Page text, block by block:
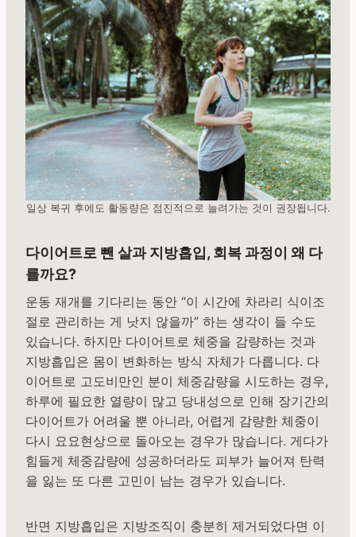
일상 복귀 후에도 활동량은 점진적으로 늘려가는 것이 권장됩니다.
다이어트로 뺀 살과 지방흡입, 회복 과정이 왜 다
를까요?
운동 재개를 기다리는 동안 “이 시간에 차라리 식이조
절로 관리하는 게 낫지 않을까” 하는 생각이 들 수도
있습니다. 하지만 다이어트로 체중을 감량하는 것과
지방흡입은 몸이 변화하는 방식 자체가 다릅니다. 다
이어트로 고도비만인 분이 체중감량을 시도하는 경우,
하루에 필요한 열량이 많고 당내성으로 인해 장기간의
다이어트가 어려울 뿐 아니라, 어렵게 감량한 체중이
다시 요요현상으로 돌아오는 경우가 많습니다. 게다가
힘들게 체중감량에 성공하더라도 피부가 늘어져 탄력
을 잃는 또 다른 고민이 남는 경우가 있습니다.
반면 지방흡입은 지방조직이 충분히 제거되었다면 이